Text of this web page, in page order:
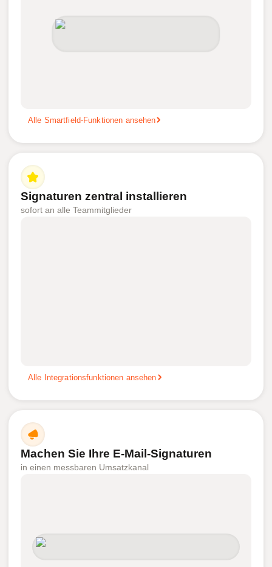
Alle Smartfield-Funktionen ansehen
Signaturen zentral installieren
sofort an alle Teammitglieder
Alle Integrationsfunktionen ansehen
Machen Sie Ihre E-Mail-Signaturen
in einen messbaren Umsatzkanal